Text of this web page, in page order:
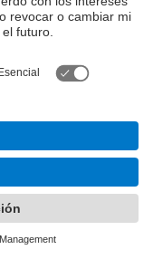
Parcerisa
Computer
premio "Rey
por la